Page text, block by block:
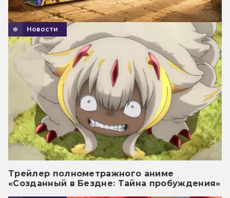
Новости
Трейлер полнометражного аниме
«Созданный в Бездне: Тайна пробуждения»